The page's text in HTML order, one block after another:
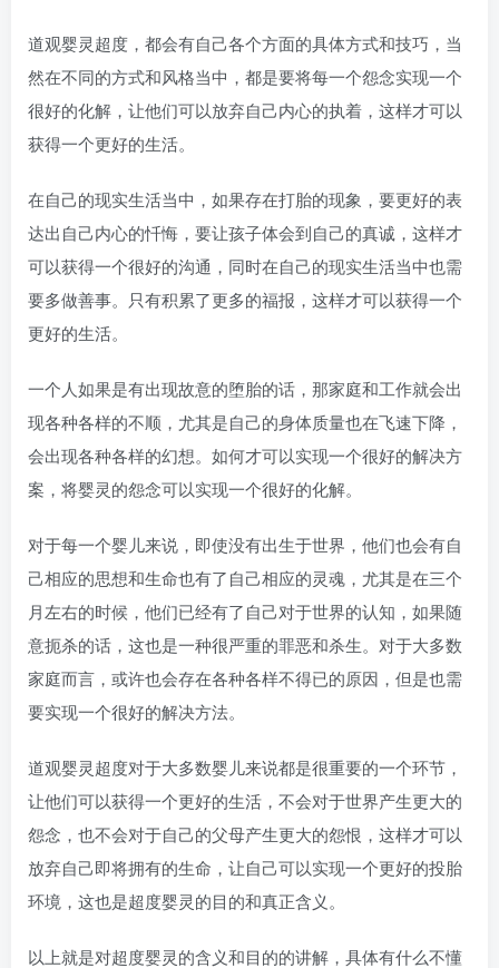
道观婴灵超度，都会有自己各个方面的具体方式和技巧，当
然在不同的方式和风格当中，都是要将每一个怨念实现一个
很好的化解，让他们可以放弃自己内心的执着，这样才可以
获得一个更好的生活。
在自己的现实生活当中，如果存在打胎的现象，要更好的表
达出自己内心的忏悔，要让孩子体会到自己的真诚，这样才
可以获得一个很好的沟通，同时在自己的现实生活当中也需
要多做善事。只有积累了更多的福报，这样才可以获得一个
更好的生活。
一个人如果是有出现故意的堕胎的话，那家庭和工作就会出
现各种各样的不顺，尤其是自己的身体质量也在飞速下降，
会出现各种各样的幻想。如何才可以实现一个很好的解决方
案，将婴灵的怨念可以实现一个很好的化解。
对于每一个婴儿来说，即使没有出生于世界，他们也会有自
己相应的思想和生命也有了自己相应的灵魂，尤其是在三个
月左右的时候，他们已经有了自己对于世界的认知，如果随
意扼杀的话，这也是一种很严重的罪恶和杀生。对于大多数
家庭而言，或许也会存在各种各样不得已的原因，但是也需
要实现一个很好的解决方法。
道观婴灵超度对于大多数婴儿来说都是很重要的一个环节，
让他们可以获得一个更好的生活，不会对于世界产生更大的
怨念，也不会对于自己的父母产生更大的怨恨，这样才可以
放弃自己即将拥有的生命，让自己可以实现一个更好的投胎
环境，这也是超度婴灵的目的和真正含义。
以上就是对超度婴灵的含义和目的的讲解，具体有什么不懂